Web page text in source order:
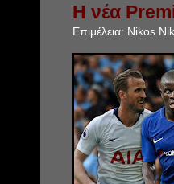
Η νέα
Επιμέλεια: Nikos